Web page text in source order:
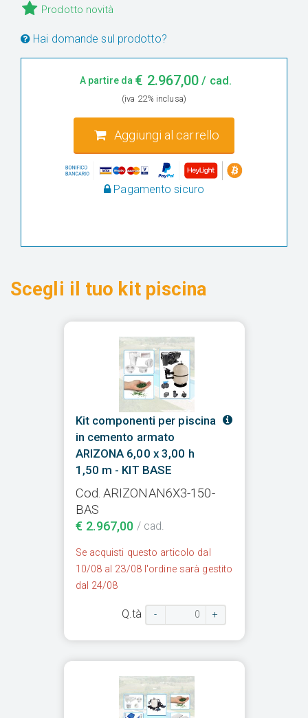
Prodotto novità
Hai domande sul prodotto?
A partire da € 2.967,00 / cad.
(iva 22% inclusa)
Aggiungi al carrello
Pagamento sicuro
Scegli il tuo kit piscina
Kit componenti per piscina
in cemento armato
ARIZONA 6,00 x 3,00 h
1,50 m - KIT BASE
Cod. ARIZONAN6X3-150-
BAS
€ 2.967,00 / cad.
Se acquisti questo articolo dal
10/08 al 23/08 l'ordine sarà gestito
dal 24/08
Q.tà - +